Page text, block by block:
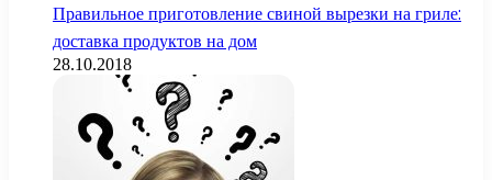
Правильное приготовление свиной вырезки на гриле:
доставка продуктов на дом
28.10.2018